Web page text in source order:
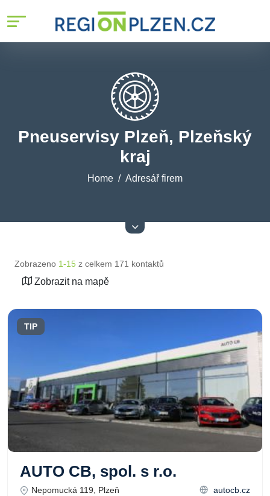
Pneuservisy Plzeň, Plzeňský
kraj
Home Adresář firem
Zobrazeno 1-15 z celkem 171 kontaktů
Zobrazit na mapě
TIP
AUTO CB, spol. s r.o.
Nepomucká 119, Plzeň
autocb.cz